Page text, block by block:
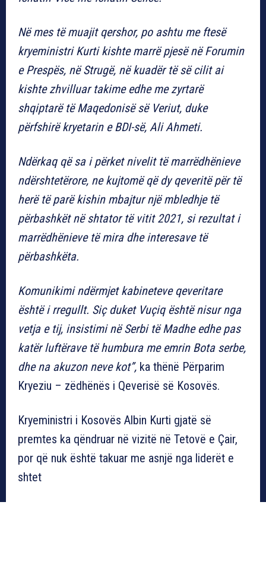
Në mes të muajit qershor, po ashtu me ftesë
kryeministri Kurti kishte marrë pjesë në Forumin
e Prespës, në Strugë, në kuadër të së cilit ai
kishte zhvilluar takime edhe me zyrtarë
shqiptarë të Maqedonisë së Veriut, duke
përfshirë kryetarin e BDI-së, Ali Ahmeti.
Ndërkaq që sa i përket nivelit të marrëdhënieve
ndërshtetërore, ne kujtomë që dy qeveritë për të
herë të parë kishin mbajtur një mbledhje të
përbashkët në shtator të vitit 2021, si rezultat i
marrëdhënieve të mira dhe interesave të
përbashkëta.
Komunikimi ndërmjet kabineteve qeveritare
është i rregullt. Siç duket Vuçiq është nisur nga
vetja e tij, insistimi në Serbi të Madhe edhe pas
katër luftërave të humbura me emrin Bota serbe,
dhe na akuzon neve kot”, ka thënë Përparim
Kryeziu – zëdhënës i Qeverisë së Kosovës.
Kryeministri i Kosovës Albin Kurti gjatë së
premtes ka qëndruar në vizitë në Tetovë e Çair,
por që nuk është takuar me asnjë nga liderët e
shtet